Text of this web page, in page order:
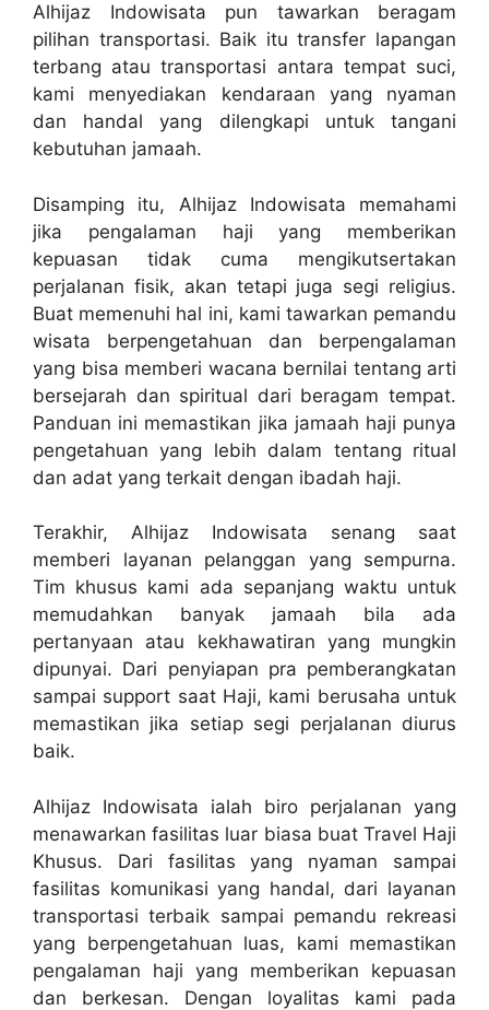
Alhijaz Indowisata pun tawarkan beragam
pilihan transportasi. Baik itu transfer lapangan
terbang atau transportasi antara tempat suci,
kami menyediakan kendaraan yang nyaman
dan handal yang dilengkapi untuk tangani
kebutuhan jamaah.
Disamping itu, Alhijaz Indowisata memahami
jika pengalaman haji yang memberikan
kepuasan tidak cuma mengikutsertakan
perjalanan fisik, akan tetapi juga segi religius.
Buat memenuhi hal ini, kami tawarkan pemandu
wisata berpengetahuan dan berpengalaman
yang bisa memberi wacana bernilai tentang arti
bersejarah dan spiritual dari beragam tempat.
Panduan ini memastikan jika jamaah haji punya
pengetahuan yang lebih dalam tentang ritual
dan adat yang terkait dengan ibadah haji.
Terakhir, Alhijaz Indowisata senang saat
memberi layanan pelanggan yang sempurna.
Tim khusus kami ada sepanjang waktu untuk
memudahkan banyak jamaah bila ada
pertanyaan atau kekhawatiran yang mungkin
dipunyai. Dari penyiapan pra pemberangkatan
sampai support saat Haji, kami berusaha untuk
memastikan jika setiap segi perjalanan diurus
baik.
Alhijaz Indowisata ialah biro perjalanan yang
menawarkan fasilitas luar biasa buat Travel Haji
Khusus. Dari fasilitas yang nyaman sampai
fasilitas komunikasi yang handal, dari layanan
transportasi terbaik sampai pemandu rekreasi
yang berpengetahuan luas, kami memastikan
pengalaman haji yang memberikan kepuasan
dan berkesan. Dengan loyalitas kami pada